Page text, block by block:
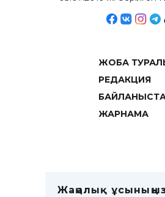
ЖОБА
РЕДАКЦИЯ
ЖАРНАМА
Жаңалық